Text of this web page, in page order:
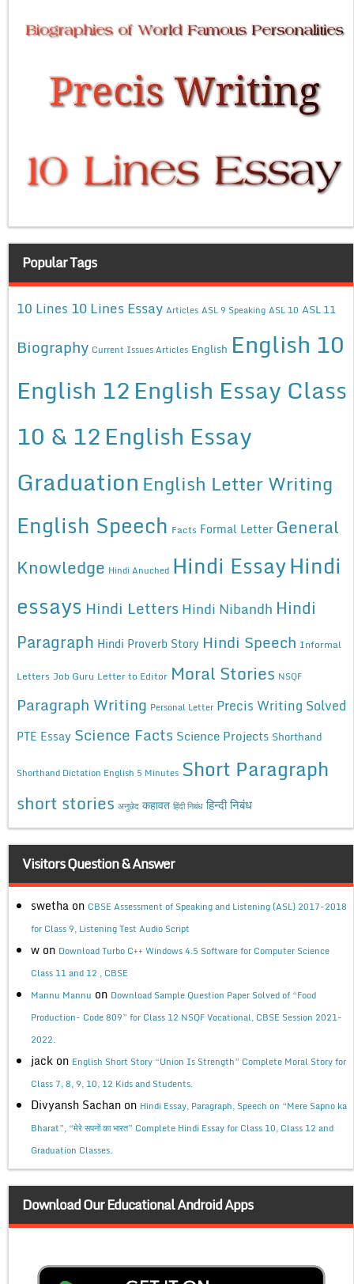
Popular Tags
10 Lines 10 Lines Essay Articles ASL 9 Speaking ASL 10 ASL 11
Biography Current Issues Articles English English 10
English 12English Essay Class
10 & 12English Essay
Graduation English Letter Writing
English Speech Facts Formal Letter General
Knowledge Hindi Anuched Hindi EssayHindi
essays Hindi Letters Hindi Nibandh Hindi
Paragraph Hindi Proverb Story Hindi Speech Informal
Letters Job Guru Letter to Editor Moral Stories NSQF
Paragraph Writing Personal Letter Precis Writing Solved
PTE Essay Science Facts Science Projects Shorthand
Shorthand Dictation English 5 Minutes Short Paragraph
short stories अनुछेद कहावत हिंदी निबंध हिन्दी निबंध
Visitors Question & Answer
swetha on CBSE Assessment of Speaking and Listening (ASL) 2017-2018
for Class 9, Listening Test Audio Script
w on Download Turbo C++ Windows 4.5 Software for Computer Science
Class 11 and 12 , CBSE
Mannu Mannu on Download Sample Question Paper Solved of “Food
Production- Code 809” for Class 12 NSQF Vocational, CBSE Session 2021-
2022.
jack on English Short Story “Union Is Strength” Complete Moral Story for
Class 7, 8, 9, 10, 12 Kids and Students.
Divyansh Sachan on Hindi Essay, Paragraph, Speech on “Mere Sapno ka
Bharat”, “मेरे सपनों का भारत” Complete Hindi Essay for Class 10, Class 12 and
Graduation Classes.
Download Our Educational Android Apps